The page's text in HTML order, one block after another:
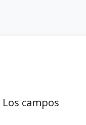
Los campos